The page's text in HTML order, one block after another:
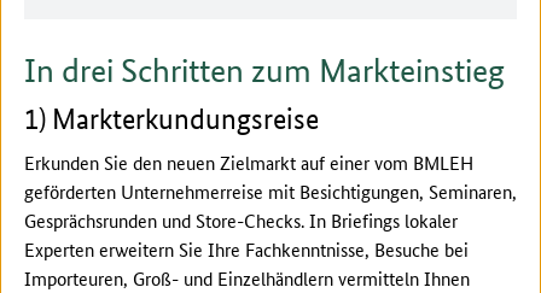
In drei Schritten zum Markteinstieg
1) Markterkundungsreise
Erkunden Sie den neuen Zielmarkt auf einer vom BMLEH
geförderten Unternehmerreise mit Besichtigungen, Seminaren,
Gesprächsrunden und Store-Checks. In Briefings lokaler
Experten erweitern Sie Ihre Fachkenntnisse, Besuche bei
Importeuren, Groß- und Einzelhändlern vermitteln Ihnen